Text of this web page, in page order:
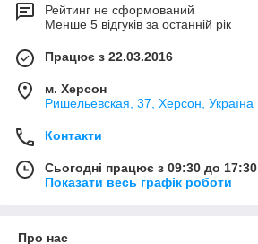
Рейтинг не сформований
Менше 5 відгуків за останній рік
Працює з 22.03.2016
м. Херсон
Ришельевская, 37, Херсон, Україна
Контакти
Сьогодні працює з 09:30 до 17:30
Показати весь графік роботи
Про нас